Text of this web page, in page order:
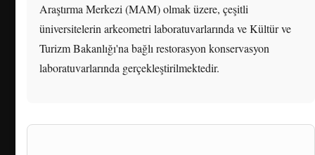
Araştırma Merkezi (MAM) olmak üzere, çeşitli
üniversitelerin arkeometri laboratuvarlarında ve Kültür ve
Turizm Bakanlığı'na bağlı restorasyon konservasyon
laboratuvarlarında gerçekleştirilmektedir.